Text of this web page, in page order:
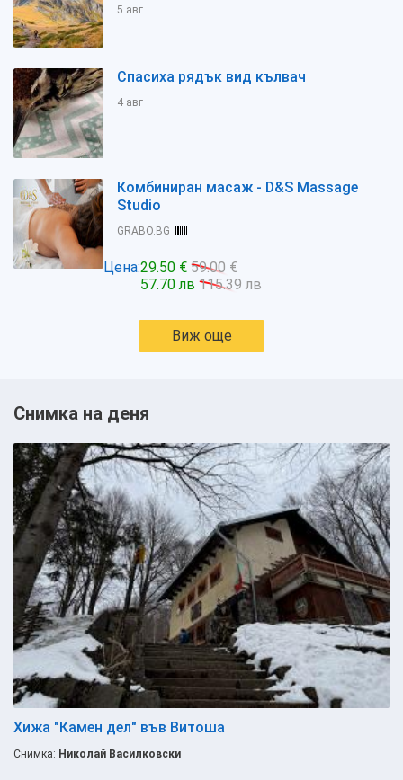
5 авг
Спасиха рядък вид кълвач
4 авг
Комбиниран масаж - D&S Massage
Studio
GRABO.BG
Цена:29.50 € 59.00 €
57.70 лв 115.39 лв
Виж още
Снимка на деня
Хижа "Камен дел" във Витоша
Снимка: Николай Василковски